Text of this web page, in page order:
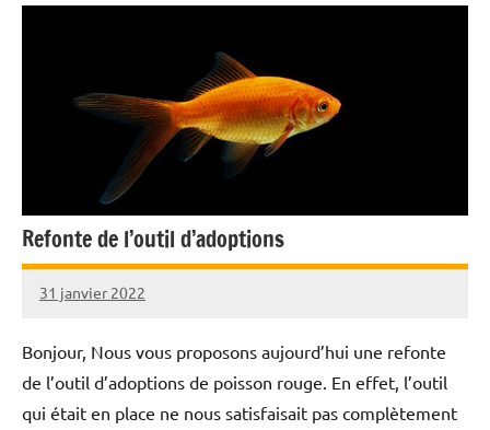
Refonte de l’outil d’adoptions
31 janvier 2022
Nicolas
Bonjour, Nous vous proposons aujourd’hui une refonte
de l’outil d’adoptions de poisson rouge. En effet, l’outil
qui était en place ne nous satisfaisait pas complètement